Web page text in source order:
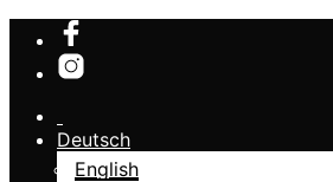
Deutsch
English